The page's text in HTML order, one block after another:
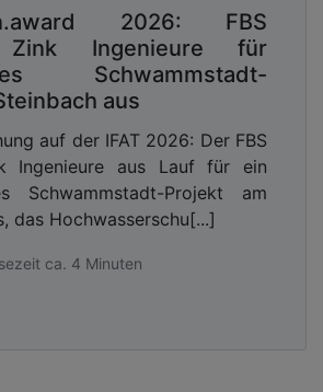
2026: FBS
Zink Ingenieure für
Schwammstadt-
aus
auf der IFAT 2026: Der FBS
Ingenieure aus Lauf für ein
Schwammstadt-Projekt am
das Hochwasserschu[...]
ca. 4 Minuten